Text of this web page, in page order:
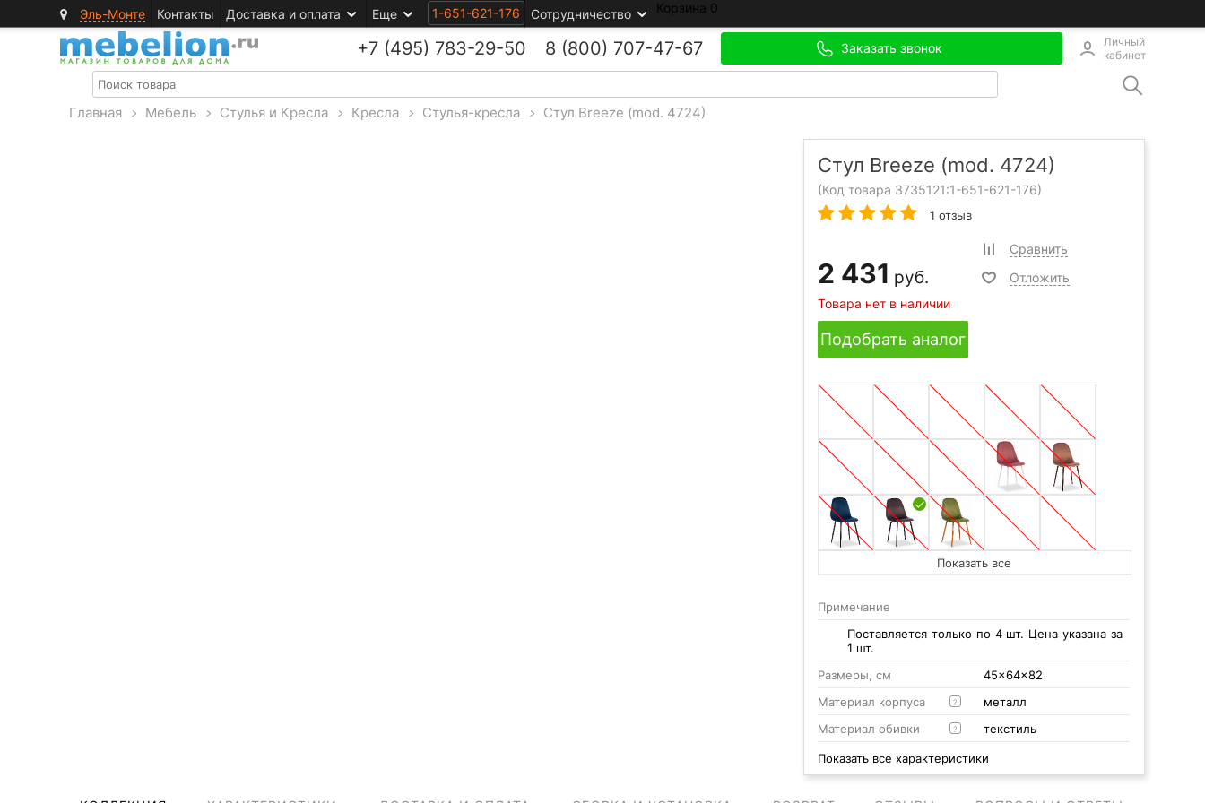
Эль-Монте Контакты Доставка и оплата Еще 1-651-621-176 Сотрудничество Корзина 0
+7 (495) 783-29-50 8 (800) 707-47-67 Заказать звонок
Личный
кабинет
Главная > Мебель > Стулья и Кресла > Кресла > Стулья-кресла > Стул Breeze (mod. 4724)
Стул Breeze (mod. 4724)
(Код товара 3735121:1-651-621-176)
1 отзыв
2 431 руб.
Товара нет в наличии
Сравнить
Отложить
Подобрать аналог
Показать все
Примечание
Поставляется только по 4 шт. Цена указана за
1 шт.
Размеры, см
45x64x82
Материал корпуса
?
металл
Материал обивки
? текстиль
Показать все характеристики